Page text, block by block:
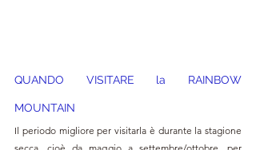
QUANDO VISITARE la RAINBOW
MOUNTAIN
Il periodo migliore per visitarla è durante la stagione
secca, cioè da maggio a settembre/ottobre, per